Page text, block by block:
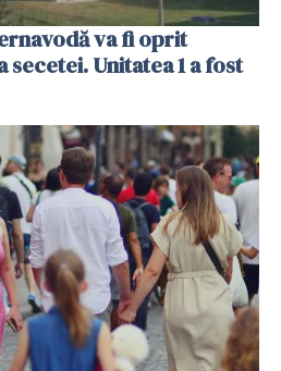
va fi oprit
Unitatea 1 a fost